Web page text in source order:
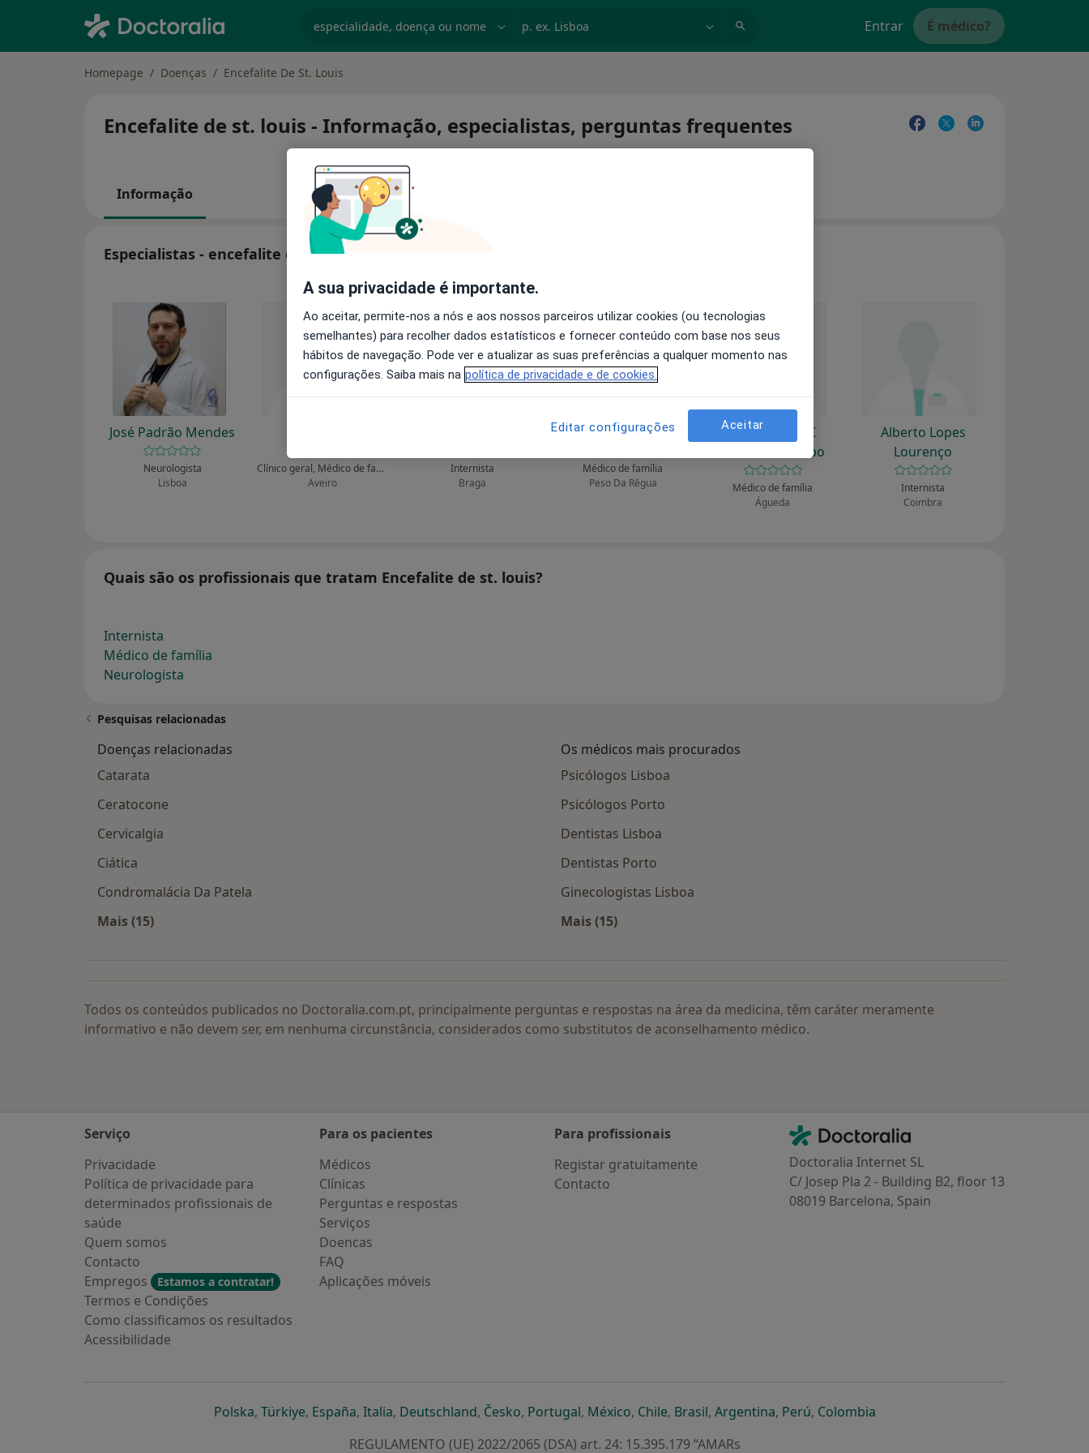
Entrar É médico?
Homepage Doenças Encefalite De St. Louis
Encefalite de st. louis - Informação, especialistas, perguntas frequentes
Informação
Especialistas - encefalite de st. louis
José Padrão Mendes
Neurologista
Lisboa
Clínico geral, Médico de família
Aveiro
Internista
Braga
Abílio C Costa Araújo
Médico de família
Peso Da Régua
Agostinho A C
Carvalheira Lobo
Médico de família
Águeda
Alberto Lopes
Lourenço
Internista
Coimbra
Quais são os profissionais que tratam Encefalite de st. louis?
Internista
Médico de família
Neurologista
Pesquisas relacionadas
Doenças relacionadas
Catarata
Ceratocone
Cervicalgia
Ciática
Condromalácia Da Patela
Mais (15)
Os médicos mais procurados
Psicólogos Lisboa
Psicólogos Porto
Dentistas Lisboa
Dentistas Porto
Ginecologistas Lisboa
Mais (15)
Todos os conteúdos publicados no Doctoralia.com.pt, principalmente perguntas e respostas na área da medicina, têm caráter meramente
informativo e não devem ser, em nenhuma circunstância, considerados como substitutos de aconselhamento médico.
Serviço
Privacidade
Política de privacidade para
determinados profissionais de
saúde
Quem somos
Contacto
Empregos
Estamos a contratar!
Termos e Condições
Como classificamos os resultados
Acessibilidade
Para os pacientes
Médicos
Clínicas
Perguntas e respostas
Serviços
Doencas
FAQ
Aplicações móveis
Para profissionais
Registar gratuitamente
Contacto
Contacto
Doctoralia - Homepage
Doctoralia Internet SL
C/ Josep Pla 2 - Building B2, floor 13
08019 Barcelona, Spain
Polskaabre num novo separador
, Türkiyeabre num novo separador
, Españaabre num novo separador
, Italiaabre num novo separador
, Deutschlandabre num novo separador
, Českoabre num novo separador
, Portugalabre num novo separador
, Méxicoabre num novo separador
, Chileabre num novo separador
, Brasilabre num novo separador
, Argentinaabre num novo separador
, Perúabre num novo separador
, Colombiaabre num novo separador
REGULAMENTO (UE) 2022/2065 (DSA) art. 24: 15.395.179 “AMARs
A sua privacidade é importante.
Ao aceitar, permite-nos a nós e aos nossos parceiros utilizar cookies (ou tecnologias
semelhantes) para recolher dados estatísticos e fornecer conteúdo com base nos seus
hábitos de navegação. Pode ver e atualizar as suas preferências a qualquer momento nas
configurações. Saiba mais na política de privacidade e de cookies.
Editar configurações Aceitar